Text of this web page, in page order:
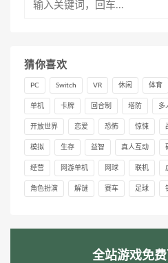
猜你喜欢
PC Switch VR 休闲 体育
单机 卡牌 回合制 塔防 多
开放世界 恋爱 恐怖 惊悚
模拟 生存 益智 真人互动
经营 网游单机 网球 联机
角色扮演 解谜 赛车 足球
全站游戏免